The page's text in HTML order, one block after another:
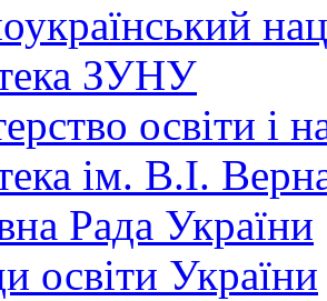
ЗУНУ
освіти і
ім. В.І.
Рада України
освіти України